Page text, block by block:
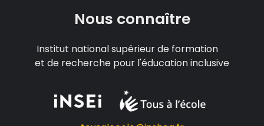
Nous connaître
Institut national supérieur de formation
et de recherche pour l'éducation inclusive